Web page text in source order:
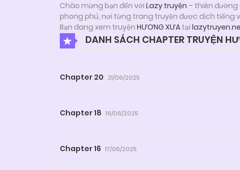
Chào mừng bạn đến với Lazy truyện – thiên
phong phú, nơi từng trang truyện được dịch tiếng
Bạn đang xem truyện HƯƠNG XƯA tại
DANH SÁCH CHAPTER TRUYỆN
Chapter 20 21/06/2025
Chapter 18 19/06/2025
Chapter 16 17/06/2025